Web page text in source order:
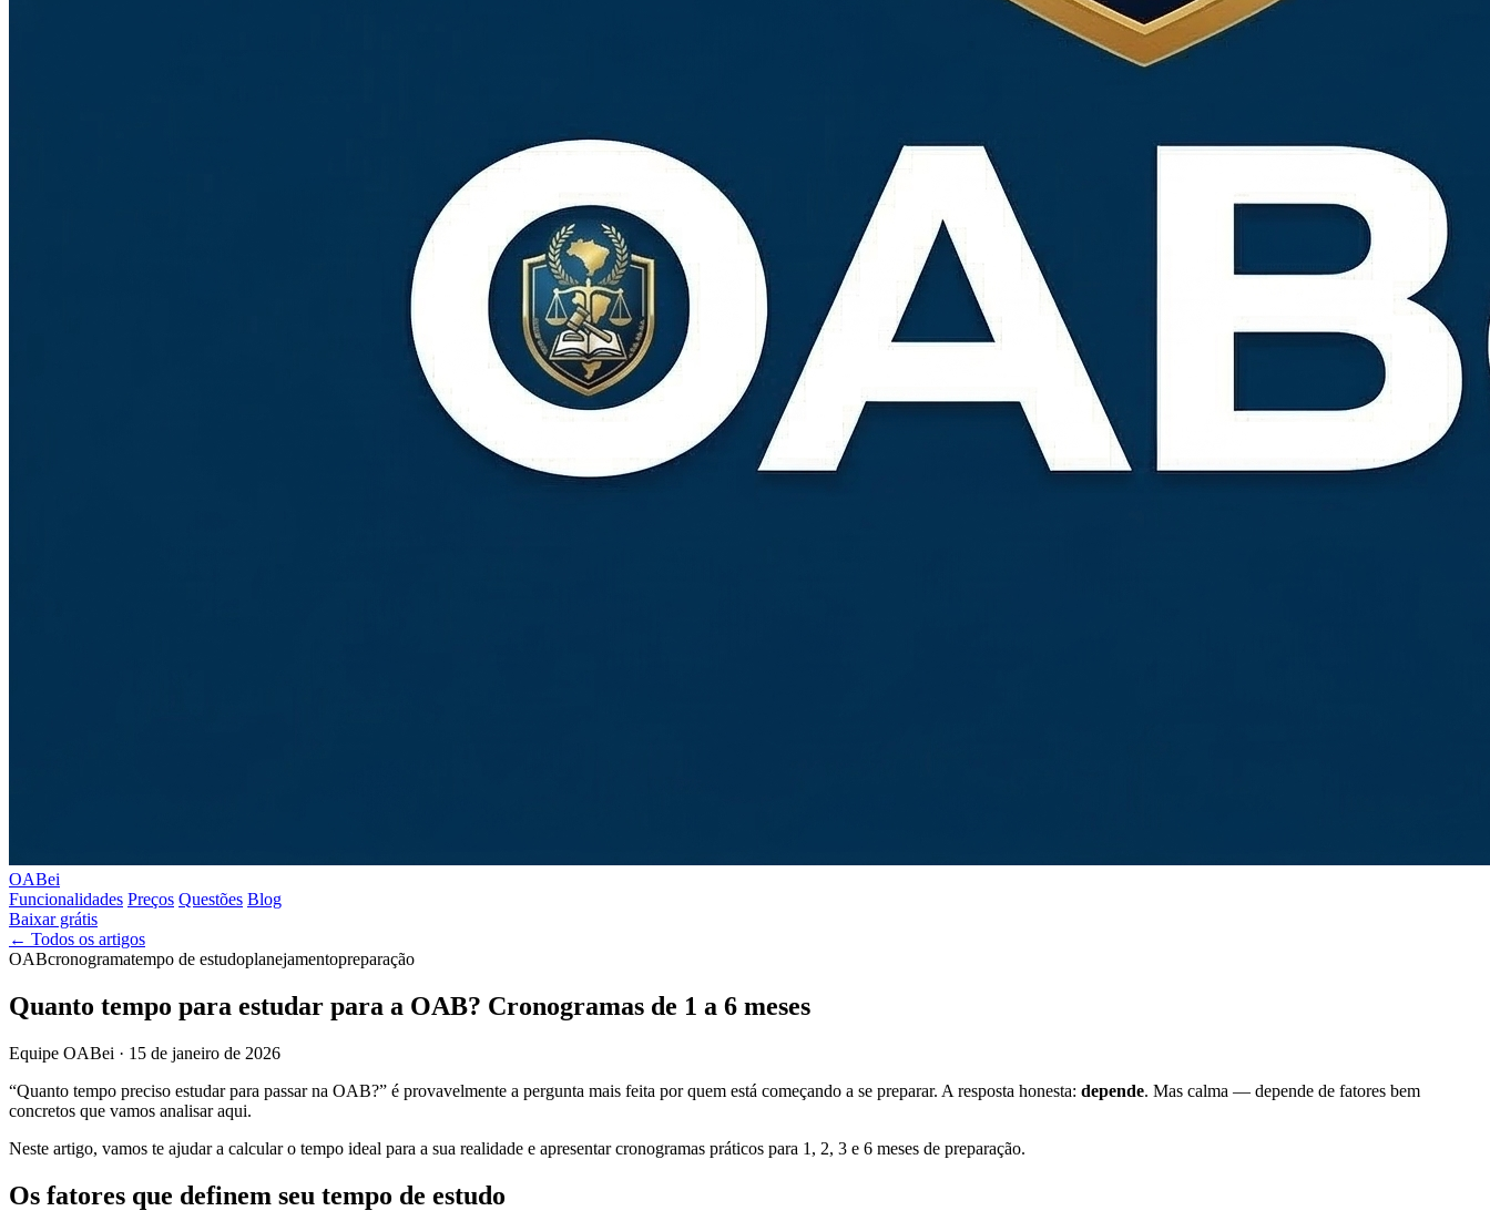
OABei
Funcionalidades Preços Questões Blog
Baixar grátis
← Todos os artigos
OABcronogramatempo de estudoplanejamentopreparação
Quanto tempo para estudar para a OAB? Cronogramas de 1 a 6 meses
Equipe OABei · 15 de janeiro de 2026
“Quanto tempo preciso estudar para passar na OAB?” é provavelmente a pergunta mais feita por quem está começando a se preparar. A resposta honesta: depende. Mas calma — depende de fatores bem
concretos que vamos analisar aqui.
Neste artigo, vamos te ajudar a calcular o tempo ideal para a sua realidade e apresentar cronogramas práticos para 1, 2, 3 e 6 meses de preparação.
Os fatores que definem seu tempo de estudo